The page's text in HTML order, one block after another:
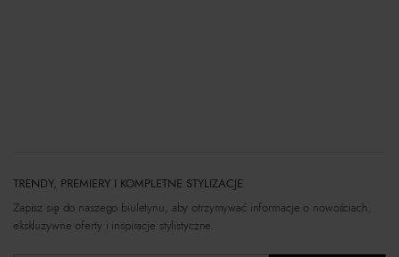
TRENDY, PREMIERY I KOMPLETNE STYLIZACJE
Zapisz się do naszego biuletynu, aby otrzymywać informacje o nowościach,
ekskluzywne oferty i inspiracje stylistyczne.